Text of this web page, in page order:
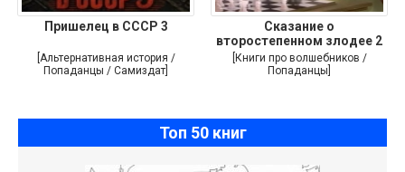
Пришелец в СССР 3
[Альтернативная история /
Попаданцы / Самиздат]
Сказание о
второстепенном злодее 2
[Книги про волшебников /
Попаданцы]
Топ 50 книг